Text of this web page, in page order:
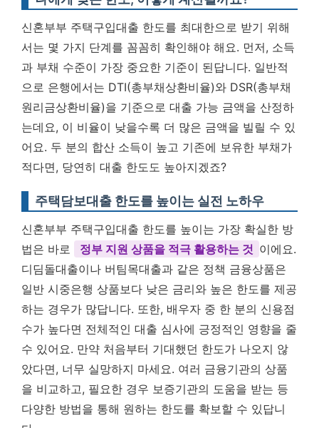
신혼부부 주택구입대출 한도를 최대한으로 받기 위해
서는 몇 가지 단계를 꼼꼼히 확인해야 해요. 먼저, 소득
과 부채 수준이 가장 중요한 기준이 된답니다. 일반적
으로 은행에서는 DTI(총부채상환비율)와 DSR(총부채
원리금상환비율)을 기준으로 대출 가능 금액을 산정하
는데요, 이 비율이 낮을수록 더 많은 금액을 빌릴 수 있
어요. 두 분의 합산 소득이 높고 기존에 보유한 부채가
적다면, 당연히 대출 한도도 높아지겠죠?
주택담보대출 한도를 높이는 실전 노하우
신혼부부 주택구입대출 한도를 높이는 가장 확실한 방
법은 바로
정부 지원 상품을 적극 활용하는 것 이에요.
디딤돌대출이나 버팀목대출과 같은 정책 금융상품은
일반 시중은행 상품보다 낮은 금리와 높은 한도를 제공
하는 경우가 많답니다. 또한, 배우자 중 한 분의 신용점
수가 높다면 전체적인 대출 심사에 긍정적인 영향을 줄
수 있어요. 만약 처음부터 기대했던 한도가 나오지 않
았다면, 너무 실망하지 마세요. 여러 금융기관의 상품
을 비교하고, 필요한 경우 보증기관의 도움을 받는 등
다양한 방법을 통해 원하는 한도를 확보할 수 있답니